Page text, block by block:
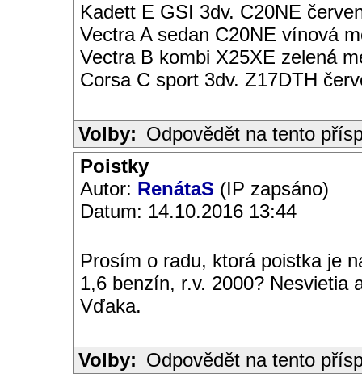
Kadett E GSI 3dv. C20NE
Vectra A sedan C20NE vínová
Vectra B kombi X25XE zelená
Corsa C sport 3dv. Z17DTH
Volby: Odpovědět na tento
Poistky
Autor: RenátaS (IP zapsáno)
Datum: 14.10.2016 13:44
Prosím o radu, ktorá poistka je
1,6 benzín, r.v. 2000? Nesvietia
Vďaka.
Volby: Odpovědět na tento